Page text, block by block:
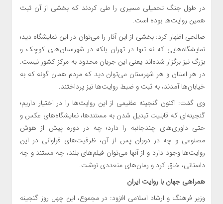
در طول جنگ تحمیلی مسیری را طی کردند که بخشی از آن ثبت
همین روایت‌ها بوده است.
صالحی اظهار کرد: بخشی از این آثار را می‌توان در این نمایشگاه دید؛
نمایشگاه‌هایی که نه‌ تنها در تهران بلکه در شهرستان‌های کوچک و
بزرگ نیز برگزار شده‌اند یعنی این جریان محدود به مرکز کشور نیست.
در هر استان و هر شهرستان می‌توان دید که مردم همان‌ گونه که به
خیابان‌ها آمدند، به ثبت و ضبط روایت‌ها نیز پرداختند.
وی گفت: اکنون گنجینه عظیمی از این روایت‌ها را در اختیار داریم؛
گنجینه‌ای که قابلیت تبدیل شدن به مستندها، نمایشگاه‌های عکس و
حتی داوری‌های چندجانبه را دارد؛ چه در دوره پیش از هوش
مصنوعی و چه در دوران پس از آن، ظرفیت‌های فراوانی در این
روایت‌ها وجود دارد و از آنها می‌توان فیلم‌های بلند، چه مستند و چه
داستانی، خلق کرد و رمان‌های متعددی نوشت.
همراهی جهان با روایت ایران
وزیر فرهنگ و ارشاد اسلامی افزود: در مجموع، این چهل روز گنجینه